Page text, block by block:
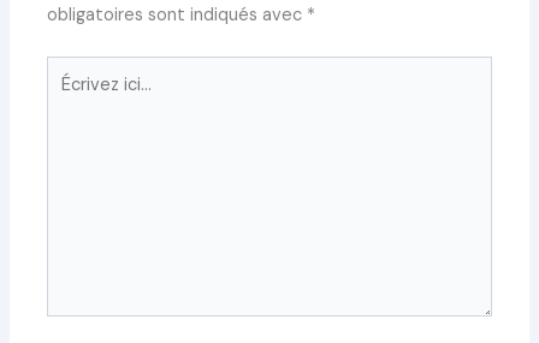
obligatoires sont indiqués avec *
Écrivez
ici…